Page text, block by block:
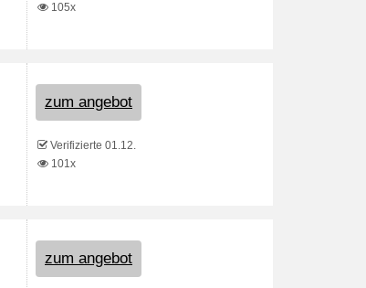
105x
zum angebot
Verifizierte 01.12.
101x
zum angebot